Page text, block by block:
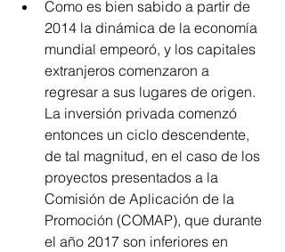
Como es bien sabido a partir de
2014 la dinámica de la economía
mundial empeoró, y los capitales
extranjeros comenzaron a
regresar a sus lugares de origen.
La inversión privada comenzó
entonces un ciclo descendente,
de tal magnitud, en el caso de los
proyectos presentados a la
Comisión de Aplicación de la
Promoción (COMAP), que durante
el año 2017 son inferiores en